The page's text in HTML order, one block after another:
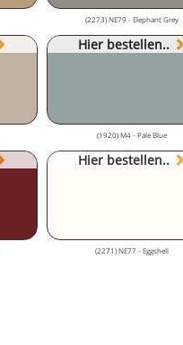
(2273) NE79 - Elephant Grey
Hier bestellen..
(1920) M4 - Pale Blue
Hier bestellen..
(2271) NE77 - Eggshell